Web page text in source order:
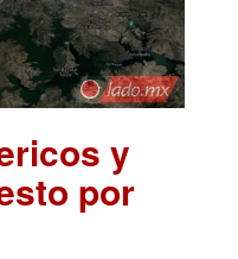
y
por